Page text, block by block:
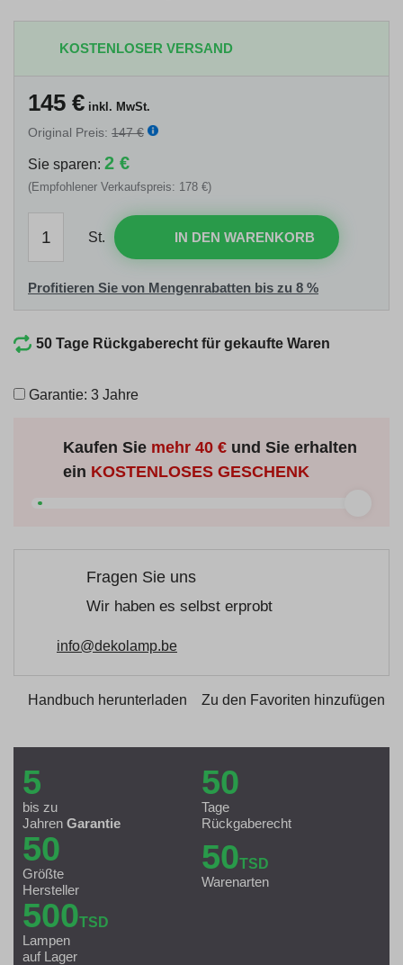
KOSTENLOSER VERSAND
145 € inkl. MwSt.
Original Preis: 147 €
Sie sparen: 2 €
(Empfohlener Verkaufspreis: 178 €)
St. IN DEN WARENKORB
Profitieren Sie von Mengenrabatten bis zu 8 %
50 Tage Rückgaberecht für gekaufte Waren
Garantie: 3 Jahre
Kaufen Sie mehr40 €und Sie erhalten
ein KOSTENLOSES GESCHENK
Fragen Sie uns
Wir haben es selbst erprobt
info@dekolamp.be
Handbuch herunterladen Zu den Favoriten hinzufügen
5
bis zu
Jahren Garantie
50
Tage
Rückgaberecht
50
Größte
Hersteller
50TSD
Warenarten
500TSD
Lampen
auf Lager